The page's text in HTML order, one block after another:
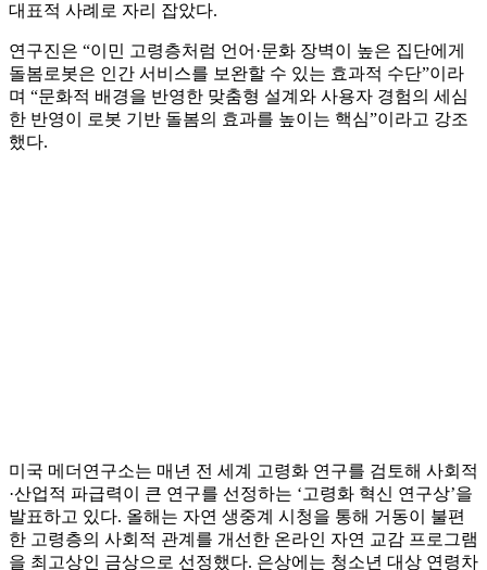
대표적 사례로 자리 잡았다.
연구진은 “이민 고령층처럼 언어·문화 장벽이 높은 집단에게
돌봄로봇은 인간 서비스를 보완할 수 있는 효과적 수단”이라
며 “문화적 배경을 반영한 맞춤형 설계와 사용자 경험의 세심
한 반영이 로봇 기반 돌봄의 효과를 높이는 핵심”이라고 강조
했다.
미국 메더연구소는 매년 전 세계 고령화 연구를 검토해 사회적
·산업적 파급력이 큰 연구를 선정하는 ‘고령화 혁신 연구상’을
발표하고 있다. 올해는 자연 생중계 시청을 통해 거동이 불편
한 고령층의 사회적 관계를 개선한 온라인 자연 교감 프로그램
을 최고상인 금상으로 선정했다. 은상에는 청소년 대상 연령차